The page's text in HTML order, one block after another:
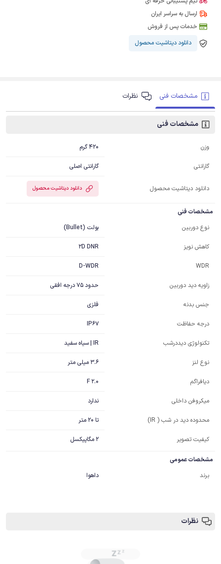
ارسال به سراسر ایران
خدمات پس از فروش
دانلود دیتاشیت محصول
مشخصات فنی نظرات
مشخصات فنی
وزن 420 گرم
گارانتی گارانتی اصلی
دانلود دیتاشیت محصول دانلود دیتاشیت محصول
مشخصات فنی
نوع دوربین
بولت (Bullet)
کاهش نویز 2D DNR
WDR
D-WDR
زاویه دید دوربین حدود 75 درجه افقی
جنس بدنه فلزی
درجه حفاظت IP67
تکنولوژی دیددرشب IR | سیاه سفید
نوع لنز 3.6 میلی متر
دیافراگم F 2.0
میکروفن داخلی ندارد
محدوده دید در شب ( IR) تا 20 متر
کیفیت تصویر 2 مگاپیکسل
مشخصات عمومی
برند
داهوا
نظرات